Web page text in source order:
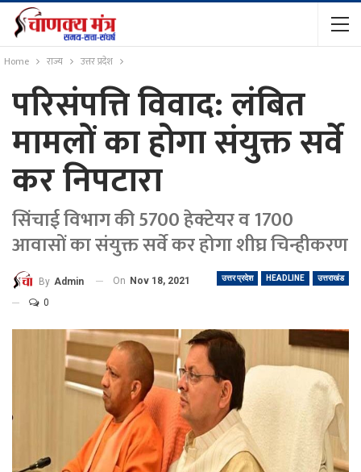
Home राज्य उत्तर प्रदेश
परिसंपत्ति विवाद: लंबित
मामलों का होगा संयुक्त सर्वे
कर निपटारा
सिंचाई विभाग की 5700 हेक्टेयर व 1700
आवासों का संयुक्त सर्वे कर होगा शीघ्र चिन्हीकरण
उत्तर प्रदेश HEADLINE उत्तराखंड
By Admin On Nov 18, 2021
0